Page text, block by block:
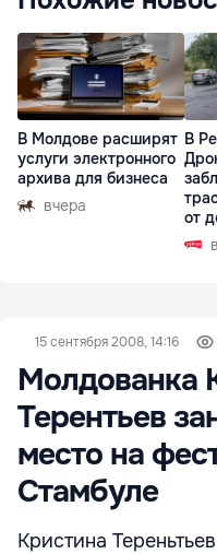
В Молдове расширят
услуги электронного
архива для бизнеса
вчера
В
от
15 сентября 2008, 14:16
Молдованка
Терентьев
место на
Стамбуле
Кристина